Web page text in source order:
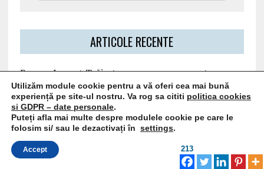
213
ARTICOLE RECENTE
Papaya Loquat Trăiește un savuros moment
tropical!
Chimia creierului: cum moleculele modelează
gândurile, emoțiile și comportamentul uman
O ploaie de hidratare. Zi dupa zi! – NOUA
GENERATIE DE ULEIURI DE DUS
Martorii de Metal: De ce monedele vechi sunt
Utilizăm module cookie pentru a vă oferi cea mai bună
experiență pe site-ul nostru. Va rog sa cititi politica cookies
si GDPR – date personale.
Puteți afla mai multe despre modulele cookie pe care le
folosim si/ sau le dezactivați în settings.
Accept